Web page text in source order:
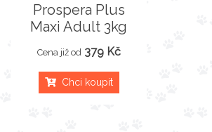
Prospera Plus
Maxi Adult 3kg
Cena již od 379 Kč
Chci koupit